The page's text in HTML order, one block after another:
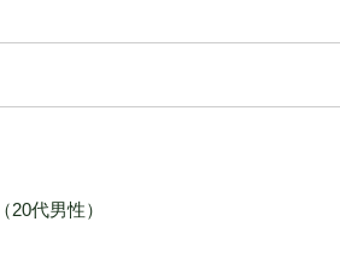
（20代男性）